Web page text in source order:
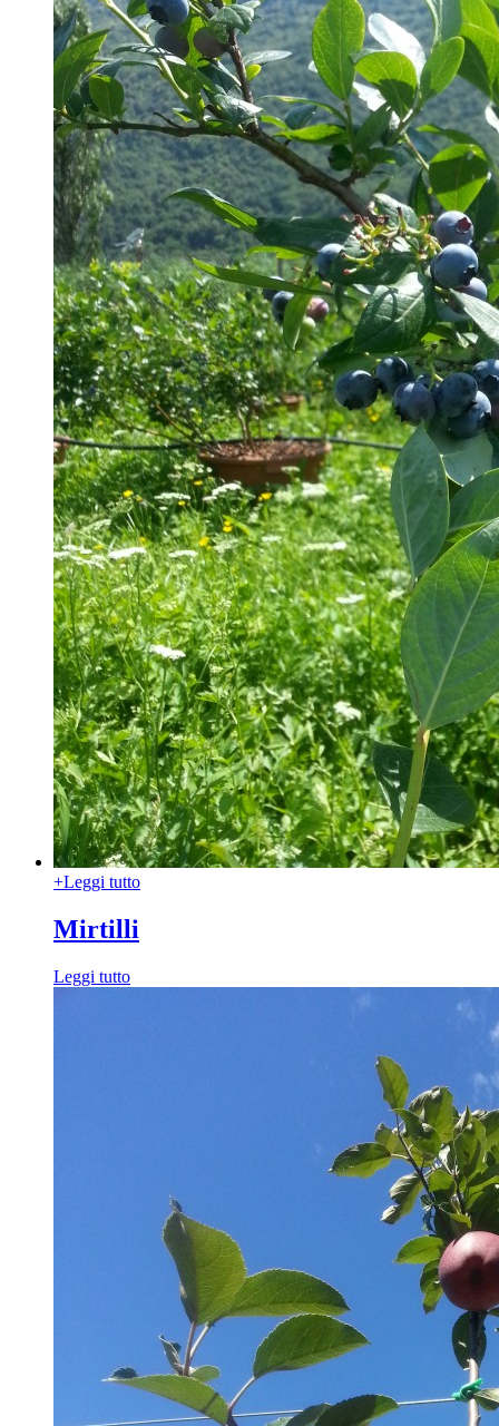
+Leggi tutto
Mirtilli
Leggi tutto